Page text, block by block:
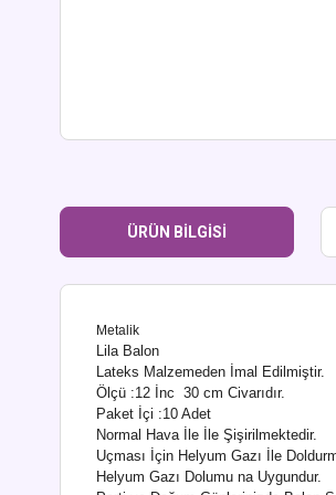
ÜRÜN BILGISI
Metalik
Lila Balon
Lateks Malzemeden İmal Edilmiştir.
Ölçü :12 İnc 30 cm Civarıdır.
Paket İçi :10 Adet
Normal Hava İle İle Şişirilmektedir.
Uçması İçin Helyum Gazı İle
Helyum Gazı Dolumu na Uygundur.